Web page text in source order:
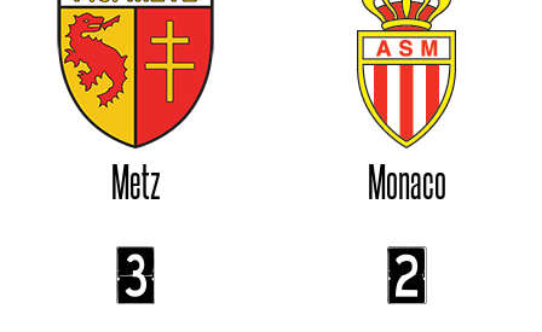
Metz Monaco
3 2